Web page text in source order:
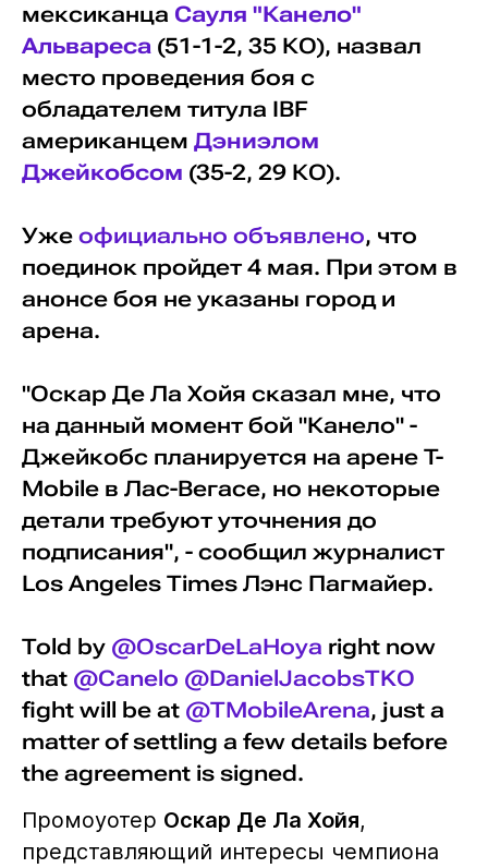
мексиканца Сауля "Канело"
Альвареса(51-1-2, 35 КО), назвал
место проведения боя с
обладателем титула IBF
американцем Дэниэлом
Джейкобсом (35-2, 29 КО).
Уже официально объявлено, что
поединок пройдет 4 мая. При этом в
анонсе боя не указаны город и
арена.
"Оскар Де Ла Хойя сказал мне, что
на данный момент бой "Канело" -
Джейкобс планируется на арене T-
Mobile в Лас-Вегасе, но некоторые
детали требуют уточнения до
подписания", - сообщил журналист
Los Angeles Times Лэнс Пагмайер.
Told by @OscarDeLaHoya right now
that @Canelo @DanielJacobsTKO
fight will be at @TMobileArena, just a
matter of settling a few details before
the agreement is signed.
Промоуотер Оскар Де Ла Хойя,
представляющий интересы чемпиона